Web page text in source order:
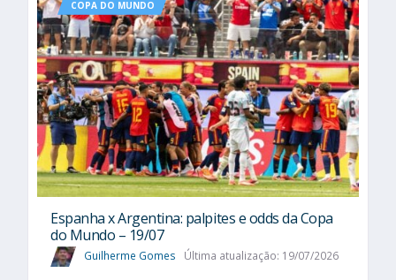
COPA DO MUNDO
Espanha x Argentina: palpites e odds da Copa
do Mundo – 19/07
Guilherme Gomes Última atualização: 19/07/2026